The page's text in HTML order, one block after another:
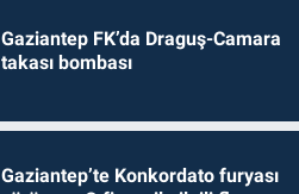
Gaziantep FK’da Draguş-Camara
takası bombası
Gaziantep’te Konkordato furyası